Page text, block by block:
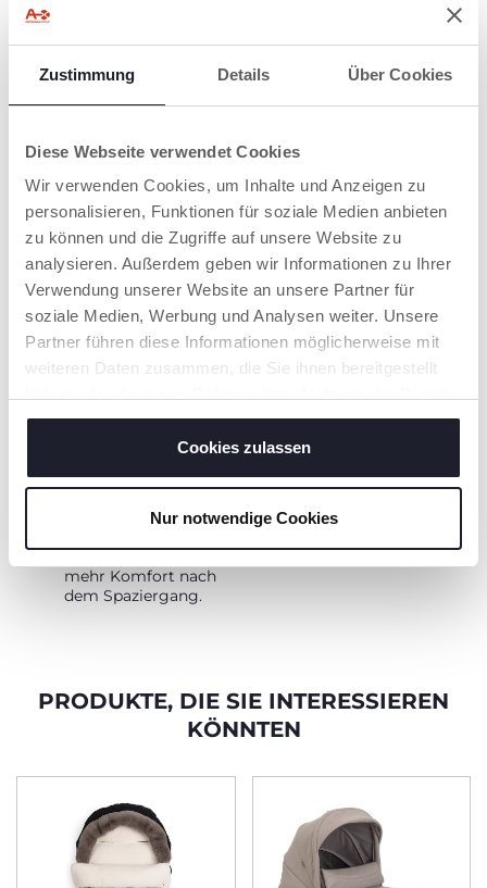
Zustimmung Details Über Cookies
Diese Webseite verwendet Cookies
Wir verwenden Cookies, um Inhalte und Anzeigen zu
personalisieren, Funktionen für soziale Medien anbieten
zu können und die Zugriffe auf unsere Website zu
analysieren. Außerdem geben wir Informationen zu Ihrer
Verwendung unserer Website an unsere Partner für
soziale Medien, Werbung und Analysen weiter. Unsere
Partner führen diese Informationen möglicherweise mit
weiteren Daten zusammen, die Sie ihnen bereitgestellt
gesammelt haben.
Cookies zulassen
Nur notwendige Cookies
leicht zu verstauen
wenig Platz ein. Für
Memory-Tasten, mit
Babywanne leicht, mit
nur einem Handgriff
vom Gestell trennen.
durch eine warme
KOMPATIBEL MIT
E-LULLAGLIDE
Kinderwagenaufsatz
bequem auf dem E-
werden - für noch
mehr Komfort nach
dem Spaziergang.
PRODUKTE, DIE SIE INTERESSIEREN
KÖNNTEN